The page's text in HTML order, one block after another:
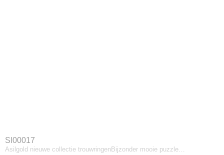
Sl00017
Asilgold nieuwe collectie trouwringenBijzonder mooie puzzle…